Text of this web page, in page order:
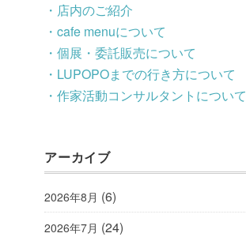
・店内のご紹介
・cafe menuについて
・個展・委託販売について
・LUPOPOまでの行き方について
・作家活動コンサルタントについて
アーカイブ
2026年8月 (6)
2026年7月 (24)